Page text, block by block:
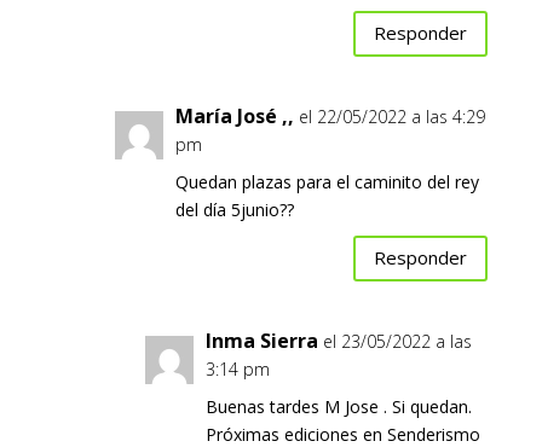
Responder
María José ,, el 22/05/2022 a las 4:29
pm
Quedan plazas para el caminito del rey
del día 5junio??
Responder
Inma Sierra el 23/05/2022 a las
3:14 pm
Buenas tardes M Jose . Si quedan.
Próximas ediciones en Senderismo